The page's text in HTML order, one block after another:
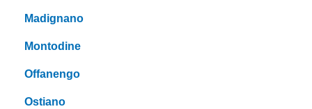
Madignano
Montodine
Offanengo
Ostiano